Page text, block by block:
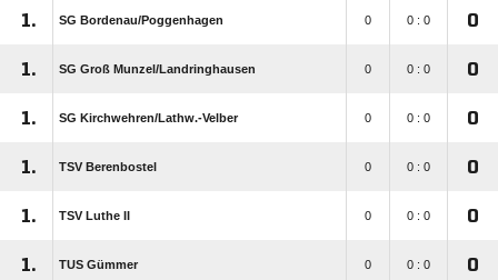
1. SG Bordenau/​Poggenhagen 0 0 : 0 0
1. SG Groß Munzel/​Landringhausen 0 0 : 0 0
1. SG Kirchwehren/​Lathw.-Velber 0 0 : 0 0
1. TSV Berenbostel 0 0 : 0 0
1. TSV Luthe II 0 0 : 0 0
1. TUS Gümmer 0 0 : 0 0